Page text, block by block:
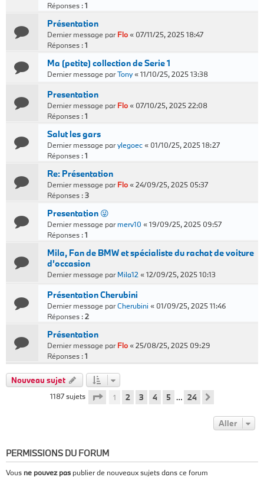
Réponses :1
Présentation
Dernier message parFlo« 07/11/25, 2025 18:47
Réponses :1
Ma (petite) collection de Serie 1
Dernier message parTony«11/10/25, 2025 13:38
Presentation
Dernier message parFlo« 07/10/25, 2025 22:08
Réponses :1
Salut les gars
Dernier message parylegoec« 01/10/25, 2025 18:27
Réponses :1
Re: Présentation
Dernier message parFlo«24/09/25, 2025 05:37
Réponses :3
Presentation 😜
Dernier message parmerv10 «19/09/25, 2025 09:57
Réponses :1
Mila, Fan de BMW et spécialiste du rachat de voiture
d’occasion
Dernier message parMila12 «12/09/25, 2025 10:13
Présentation Cherubini
Dernier message parCherubini « 01/09/25, 2025 11:46
Réponses :2
Présentation
Dernier message parFlo«25/08/25, 2025 09:29
Réponses :1
Nouveau sujet
1187 sujets Page 1sur
1 2 3 4 5 … 24
Aller
PERMISSIONS DU FORUM
Vous ne pouvez pas publier de nouveaux sujets dans ce forum